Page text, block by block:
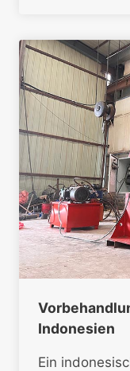
Indonesien
Ein